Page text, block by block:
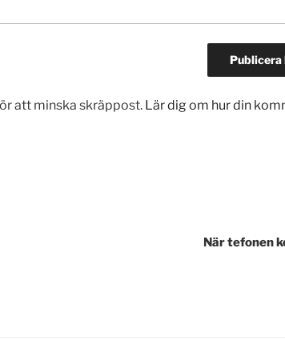
att minska skräppost. Lär dig om hur din
När tefonen